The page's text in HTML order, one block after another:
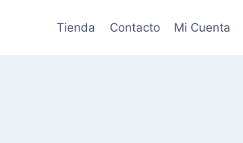
Tienda Contacto Mi Cuenta